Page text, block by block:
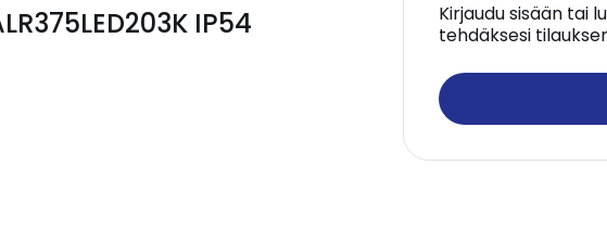
IP54
Kirjaudu sisään tai
tehdäksesi